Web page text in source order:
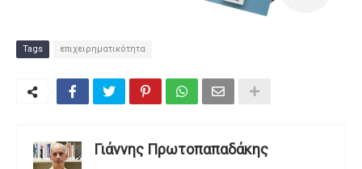
Tags επιχειρηματικότητα
Γιάννης Πρωτοπαπαδάκης